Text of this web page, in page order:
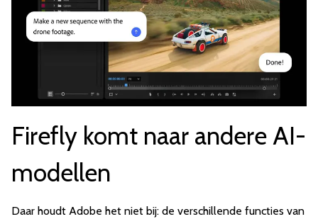
Firefly komt naar andere AI-
modellen
Daar houdt Adobe het niet bij: de verschillende functies van